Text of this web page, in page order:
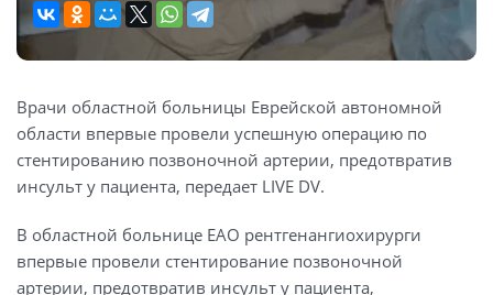
Врачи областной больницы Еврейской автономной
области впервые провели успешную операцию по
стентированию позвоночной артерии, предотвратив
инсульт у пациента, передает LIVE DV.
В областной больнице ЕАО рентгенангиохирурги
впервые провели стентирование позвоночной
артерии, предотвратив инсульт у пациента,